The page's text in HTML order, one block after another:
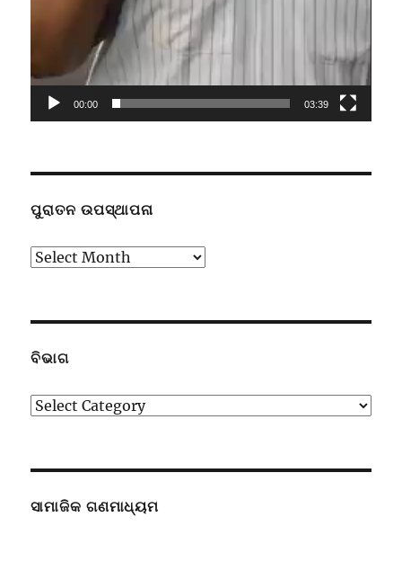
00:00 03:39
ପୁରାତନ ଉପସ୍ଥାପନା
ପୁରାତନ
ବିଭାଗ
ବିଭାଗ
ସାମାଜିକ ଗଣମାଧ୍ୟମ